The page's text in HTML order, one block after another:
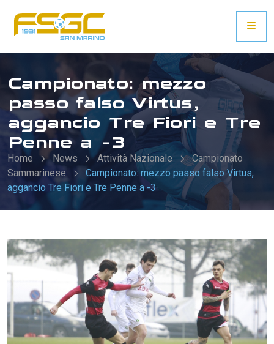
Campionato: mezzo
passo falso Virtus,
aggancio Tre Fiori e Tre
Penne a -3
Home News Attività Nazionale
Campionato
Sammarinese
Campionato: mezzo passo falso Virtus,
aggancio Tre Fiori e Tre Penne a -3